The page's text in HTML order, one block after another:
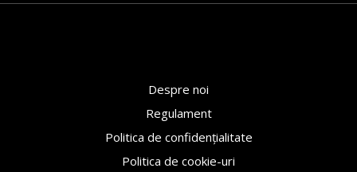
Despre noi
Regulament
Politica de confidențialitate
Politica de cookie-uri